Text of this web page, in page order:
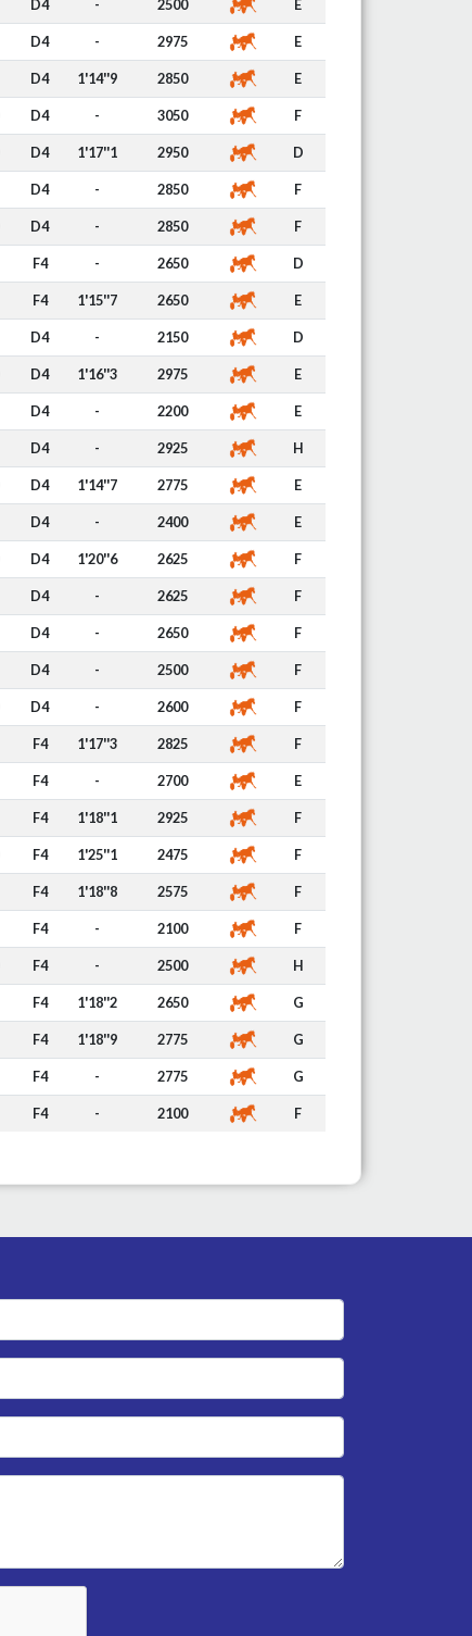
D4 - 2500 E
D4 - 2975 E
D4 1'14''9 2850 E
D4 - 3050 F
D4 1'17''1 2950 D
D4 - 2850 F
D4 - 2850 F
F4 - 2650 D
F4 1'15''7 2650 E
D4 - 2150 D
D4 1'16''3 2975 E
D4 - 2200 E
D4 - 2925 H
D4 1'14''7 2775 E
D4 - 2400 E
D4 1'20''6 2625 F
D4 - 2625 F
D4 - 2650 F
D4 - 2500 F
D4 - 2600 F
F4 1'17''3 2825 F
F4 - 2700 E
F4 1'18''1 2925 F
F4 1'25''1 2475 F
F4 1'18''8 2575 F
F4 - 2100 F
F4 - 2500 H
F4 1'18''2 2650 G
F4 1'18''9 2775 G
F4 - 2775 G
F4 - 2100 F